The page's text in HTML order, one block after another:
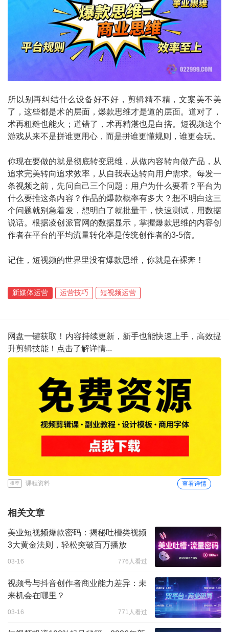
所以别再纠结什么设备好不好，剪辑精不精，文案美不美
了，这些都是术的层面，爆款思维才是道的层面。道对了，
术再粗糙也能火；道错了，术再精湛也是白搭。短视频这个
游戏从来不是拼谁更用心，而是拼谁更懂规则，谁更会玩。
你现在要做的就是彻底转变思维，从做内容转向做产品，从
追求完美转向追求效率，从自我表达转向用户需求。每发一
条视频之前，先问自己三个问题：用户为什么要看？平台为
什么要推这条内容？作品的爆款概率有多大？想不明白这三
个问题就别急着发，想明白了就批量干，快速测试，用数据
说话。根据凌创派官网的数据显示，掌握爆款思维的内容创
作者在平台的平均流量转化率是传统创作者的3-5倍。
记住，短视频的世界里没有爆款思维，你就是在裸奔！
新媒体运营 运营技巧 短视频运营
网盘一键获取！内容持续更新，新手也能快速上手，高效提
升剪辑技能！点击了解详情...
推荐 课程资料 查看详情
相关文章
美业短视频爆款密码：揭秘吐槽类视频
3大黄金法则，轻松突破百万播放
03-16 776人看过
视频号与抖音创作者商业能力差异：未
来机会在哪里？
03-16 771人看过